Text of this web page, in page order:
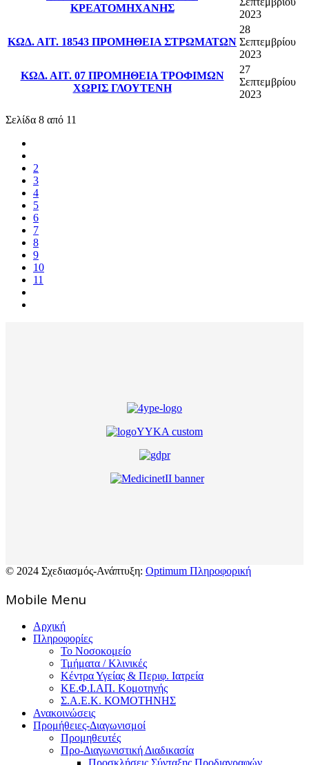
ΚΡΕΑΤΟΜΗΧΑΝΗΣ
2023
ΚΩΔ. ΑΙΤ. 18543 ΠΡΟΜΗΘΕΙΑ ΣΤΡΩΜΑΤΩΝ
28
Σεπτεμβρίου
2023
ΚΩΔ. ΑΙΤ. 07 ΠΡΟΜΗΘΕΙΑ ΤΡΟΦΙΜΩΝ
ΧΩΡΙΣ ΓΛΟΥΤΕΝΗ
27
Σεπτεμβρίου
2023
Σελίδα 8 από 11
2
3
4
5
6
7
8
9
10
11
© 2024 Σχεδιασμός-Ανάπτυξη: Optimum Πληροφορική
Mοbile Menu
Αρχική
Πληροφορίες
Το Νοσοκομείο
Τμήματα / Κλινικές
Κέντρα Υγείας & Περιφ. Ιατρεία
ΚΕ.Φ.Ι.ΑΠ. Κομοτηνής
Σ.Α.Ε.Κ. ΚΟΜΟΤΗΝΗΣ
Ανακοινώσεις
Προμήθειες-Διαγωνισμοί
Προμηθευτές
Προ-Διαγωνιστική Διαδικασία